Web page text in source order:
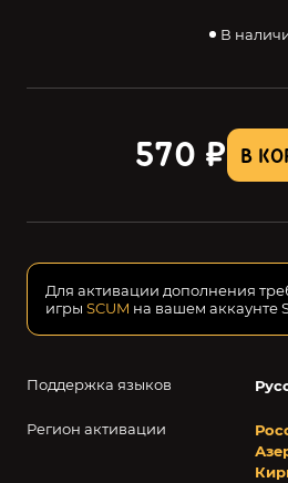
В
В
570 ₽
Поддержка языков
Регион активации
Для активации дополнения
игры SCUM на вашем аккаунте